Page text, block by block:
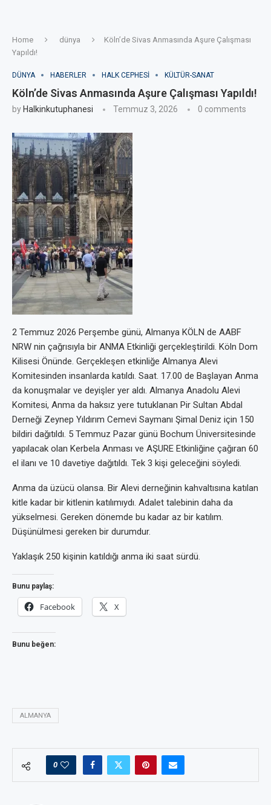
Home dünya
Köln’de Sivas Anmasında Aşure Çalışması
Yapıldı!
DÜNYA HABERLER HALK CEPHESI KÜLTÜR-SANAT
Köln’de Sivas Anmasında Aşure Çalışması Yapıldı!
by Halkinkutuphanesi Temmuz 3, 2026 0 comments
2 Temmuz 2026 Perşembe günü, Almanya KÖLN de AABF
NRW nin çağrısıyla bir ANMA Etkinliği gerçekleştirildi. Köln Dom
Kilisesi Önünde. Gerçekleşen etkinliğe Almanya Alevi
Komitesinden insanlarda katıldı. Saat. 17.00 de Başlayan Anma
da konuşmalar ve deyişler yer aldı. Almanya Anadolu Alevi
Komitesi, Anma da haksız yere tutuklanan Pir Sultan Abdal
Derneği Zeynep Yıldırım Cemevi Saymanı Şimal Deniz için 150
bildiri dağıtıldı. 5 Temmuz Pazar günü Bochum Üniversitesinde
yapılacak olan Kerbela Anması ve AŞURE Etkinliğine çağıran 60
el ilanı ve 10 davetiye dağıtıldı. Tek 3 kişi geleceğini söyledi.
Anma da üzücü olansa. Bir Alevi derneğinin kahvaltısına katılan
kitle kadar bir kitlenin katılımıydı. Adalet talebinin daha da
yükselmesi. Gereken dönemde bu kadar az bir katılım.
Düşünülmesi gereken bir durumdur.
Yaklaşık 250 kişinin katıldığı anma iki saat sürdü.
Bunu paylaş:
Facebook X
Bunu beğen:
ALMANYA
0